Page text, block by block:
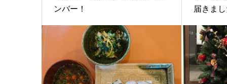
ンバー！
届きま